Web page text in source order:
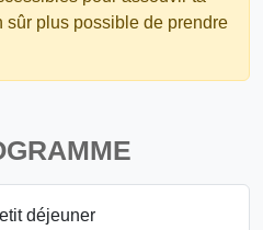
sûr plus possible de prendre
déjeuner